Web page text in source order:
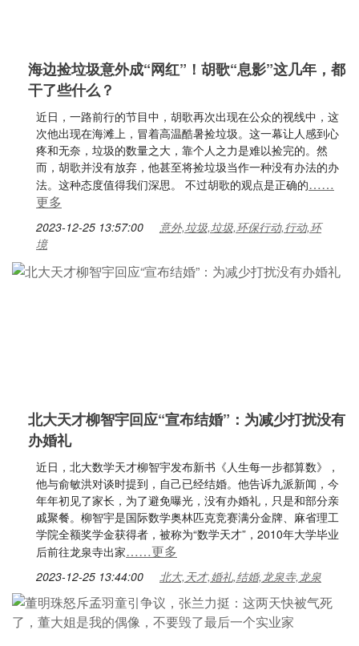
海边捡垃圾意外成“网红”！胡歌“息影”这几年，都
干了些什么？
近日，一路前行的节目中，胡歌再次出现在公众的视线中，这
次他出现在海滩上，冒着高温酷暑捡垃圾。这一幕让人感到心
疼和无奈，垃圾的数量之大，靠个人之力是难以捡完的。然
而，胡歌并没有放弃，他甚至将捡垃圾当作一种没有办法的办
法。这种态度值得我们深思。 不过胡歌的观点是正确的……
更多
2023-12-25 13:57:00
意外,垃圾,垃圾,环保行动,行动,环
境
北大天才柳智宇回应“宣布结婚”：为减少打扰没有
办婚礼
近日，北大数学天才柳智宇发布新书《人生每一步都算数》，
他与俞敏洪对谈时提到，自己已经结婚。他告诉九派新闻，今
年年初见了家长，为了避免曝光，没有办婚礼，只是和部分亲
戚聚餐。柳智宇是国际数学奥林匹克竞赛满分金牌、麻省理工
学院全额奖学金获得者，被称为“数学天才”，2010年大学毕业
后前往龙泉寺出家……更多
2023-12-25 13:44:00 北大,天才,婚礼,结婚,龙泉寺,龙泉